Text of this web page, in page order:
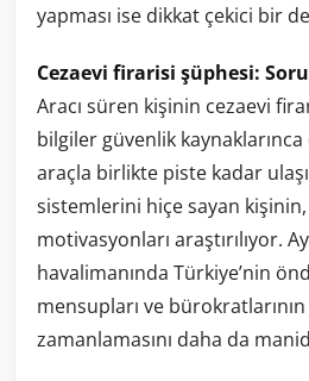
yapması ise dikkat çekici bir
Cezaevi firarisi şüphesi:
Aracı süren kişinin cezaevi
bilgiler güvenlik kaynaklarınca
araçla birlikte piste kadar
sistemlerini hiçesayan kişinin,
motivasyonları araştırılıyor.
havalimanında Türkiye’nin
mensupları ve bürokratlarının
zamanlamasını daha da